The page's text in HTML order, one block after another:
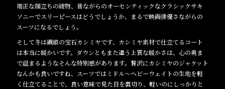
端正な顔立ちの綾物、昔ながらのオーセンティックなクラシックサキ
ソニーでスリーピースはどうでしょうか、まるで映画俳優さながらの
スーツになるでしょう。
そして冬は繊維の宝石カシミヤです、カシミヤ素材で仕立てるコート
は本当に暖かいです。ダウンともまた違う上質な暖かさは、心の奥ま
で温まるようなそんな特別感があります。贅沢にカシミヤのジャケット
なんかも良いですね、スーツではミドル～ヘビーウェイトの生地を軽
く仕立てることで、良い意味で見た目を裏切り、軽いのにしっかりと